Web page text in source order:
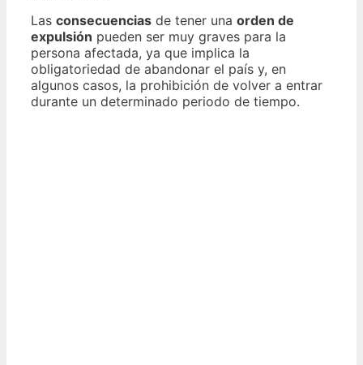
Las consecuencias de tener una orden de
expulsión pueden ser muy graves para la
persona afectada, ya que implica la
obligatoriedad de abandonar el país y, en
algunos casos, la prohibición de volver a entrar
durante un determinado periodo de tiempo.